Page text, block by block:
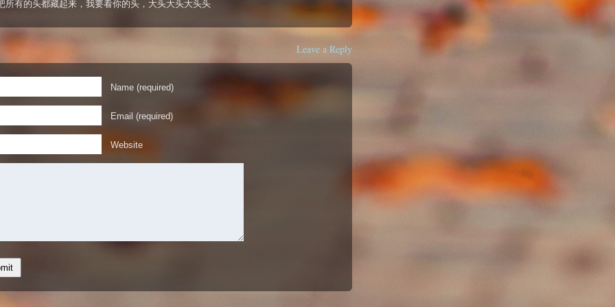
所有的头都藏起来，我要看你的头，大头大头大头头
Leave a Reply
Name (required)
Email (required)
Website